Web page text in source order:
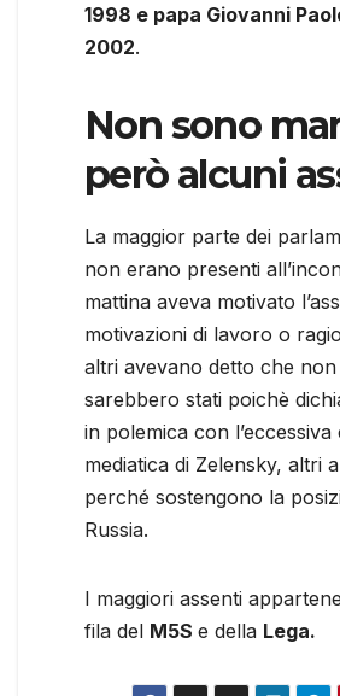
1998 e papa Giovanni
2002.
Non sono
però alcuni
La maggior parte dei
non erano presenti
mattina aveva motivato
motivazioni di lavoro o
altri avevano detto che
sarebbero stati poichè
in polemica con l’eccessiva
mediatica di Zelensky, altri
perché sostengono la
Russia.
I maggiori assenti
fila del M5S e della Lega.